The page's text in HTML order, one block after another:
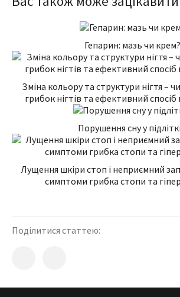
Гепарин: мазь чи крем?
Зміна кольору та структури нігтя –
грибок нігтів та ефективний спосіб
Порушення сну у
Лущення шкіри стоп і неприємний
симптоми грибка стопи та
Поділитися статтею: